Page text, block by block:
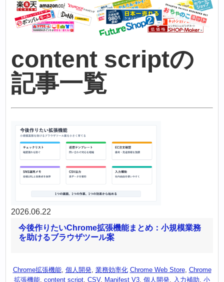
content scriptの
記事一覧
2026.06.22
今後作りたいChrome拡張機能まとめ：小規模業務
を助けるブラウザツール案
Chrome拡張機能, 個人開発, 業務効率化 Chrome Web Store, Chrome
拡張機能, content script, CSV, Manifest V3, 個人開発, 入力補助, 小